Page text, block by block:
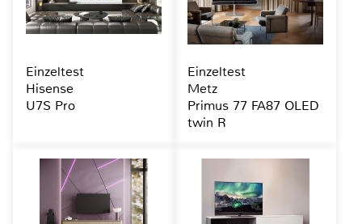
Einzeltest
Hisense
U7S Pro
Einzeltest
Metz
Primus 77 FA87 OLED
twin R